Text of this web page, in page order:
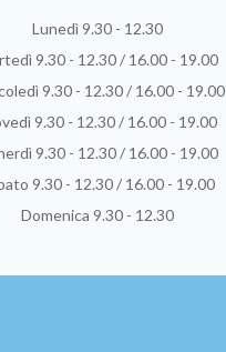
Lunedì 9.30 - 12.30
9.30 - 12.30 / 16.00 - 19.00
9.30 - 12.30 / 16.00 - 19.00
9.30 - 12.30 / 16.00 - 19.00
9.30 - 12.30 / 16.00 - 19.00
9.30 - 12.30 / 16.00 - 19.00
Domenica 9.30 - 12.30